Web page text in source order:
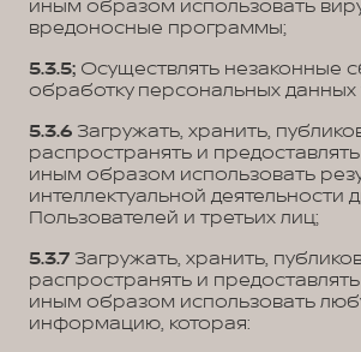
иным образом использовать
вредоносные программы;
5.3.5; Осуществлять незаконные
обработку персональных данных
5.3.6 Загружать, хранить,
распространять и
иным образом использовать
интеллектуальной деятельности
Пользователей и третьих лиц;
5.3.7 Загружать, хранить,
распространять и
иным образом использовать
информацию, которая: